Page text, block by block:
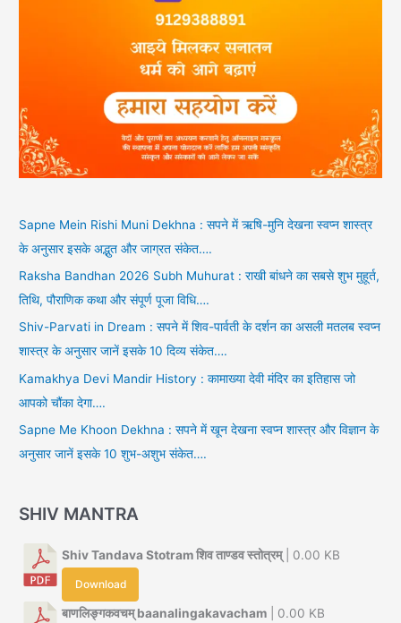
Sapne Mein Rishi Muni Dekhna : सपने में ऋषि-मुनि देखना स्वप्न शास्त्र
के अनुसार इसके अद्भुत और जाग्रत संकेत….
Raksha Bandhan 2026 Subh Muhurat : राखी बांधने का सबसे शुभ मुहूर्त,
तिथि, पौराणिक कथा और संपूर्ण पूजा विधि….
Shiv-Parvati in Dream : सपने में शिव-पार्वती के दर्शन का असली मतलब स्वप्न
शास्त्र के अनुसार जानें इसके 10 दिव्य संकेत….
Kamakhya Devi Mandir History : कामाख्या देवी मंदिर का इतिहास जो
आपको चौंका देगा….
Sapne Me Khoon Dekhna : सपने में खून देखना स्वप्न शास्त्र और विज्ञान के
अनुसार जानें इसके 10 शुभ-अशुभ संकेत….
SHIV MANTRA
Shiv Tandava Stotram शिव ताण्डव स्तोत्रम्| 0.00 KB
Download
बाणलिङ्गकवचम् baanalingakavacham | 0.00 KB